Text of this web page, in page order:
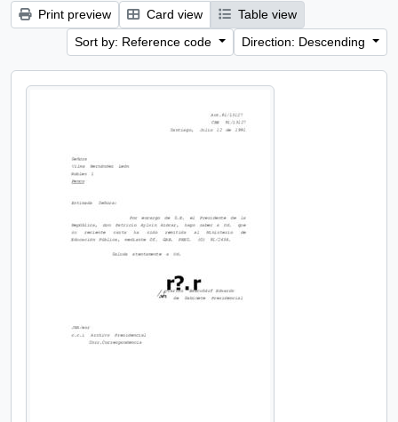
Print preview Card view
Table view
Sort by: Reference code
Direction: Descending